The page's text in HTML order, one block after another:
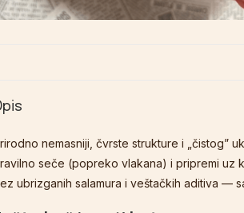
nemasniji, čvrste strukture i „čistog”
seče (popreko vlakana) i pripremi uz
ubrizganih salamura i veštačkih aditiva —